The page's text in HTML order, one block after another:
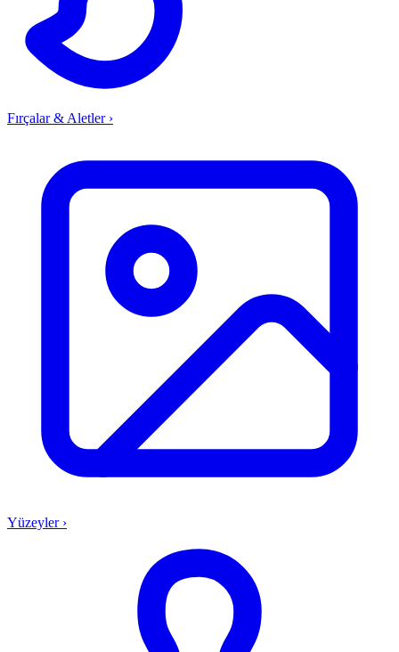
Fırçalar & Aletler ›
Yüzeyler ›